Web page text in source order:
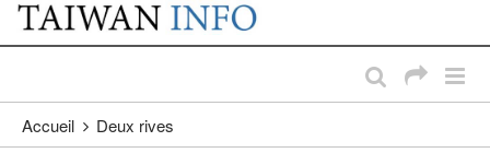
Passer au contenu principal
:::
Accueil Deux rives